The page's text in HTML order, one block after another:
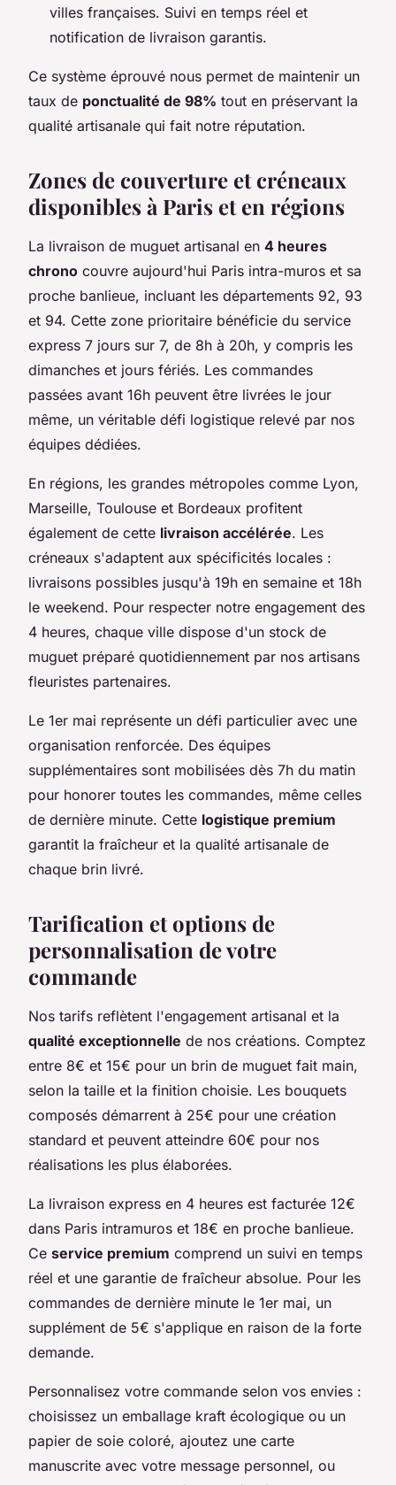
villes françaises. Suivi en temps réel et
notification de livraison garantis.
Ce système éprouvé nous permet de maintenir un
taux de ponctualité de 98% tout en préservant la
qualité artisanale qui fait notre réputation.
Zones de couverture et créneaux
disponibles à Paris et en régions
La livraison de muguet artisanal en 4 heures
chrono couvre aujourd'hui Paris intra-muros et sa
proche banlieue, incluant les départements 92, 93
et 94. Cette zone prioritaire bénéficie du service
express 7 jours sur 7, de 8h à 20h, y compris les
dimanches et jours fériés. Les commandes
passées avant 16h peuvent être livrées le jour
même, un véritable défi logistique relevé par nos
équipes dédiées.
En régions, les grandes métropoles comme Lyon,
Marseille, Toulouse et Bordeaux profitent
également de cette livraison accélérée. Les
créneaux s'adaptent aux spécificités locales :
livraisons possibles jusqu'à 19h en semaine et 18h
le weekend. Pour respecter notre engagement des
4 heures, chaque ville dispose d'un stock de
muguet préparé quotidiennement par nos artisans
fleuristes partenaires.
Le 1er mai représente un défi particulier avec une
organisation renforcée. Des équipes
supplémentaires sont mobilisées dès 7h du matin
pour honorer toutes les commandes, même celles
de dernière minute. Cette logistique premium
garantit la fraîcheur et la qualité artisanale de
chaque brin livré.
Tarification et options de
personnalisation de votre
commande
Nos tarifs reflètent l'engagement artisanal et la
qualité exceptionnelle de nos créations. Comptez
entre 8€ et 15€ pour un brin de muguet fait main,
selon la taille et la finition choisie. Les bouquets
composés démarrent à 25€ pour une création
standard et peuvent atteindre 60€ pour nos
réalisations les plus élaborées.
La livraison express en 4 heures est facturée 12€
dans Paris intramuros et 18€ en proche banlieue.
Ce service premium comprend un suivi en temps
réel et une garantie de fraîcheur absolue. Pour les
commandes de dernière minute le 1er mai, un
supplément de 5€ s'applique en raison de la forte
demande.
Personnalisez votre commande selon vos envies :
choisissez un emballage kraft écologique ou un
papier de soie coloré, ajoutez une carte
manuscrite avec votre message personnel, ou